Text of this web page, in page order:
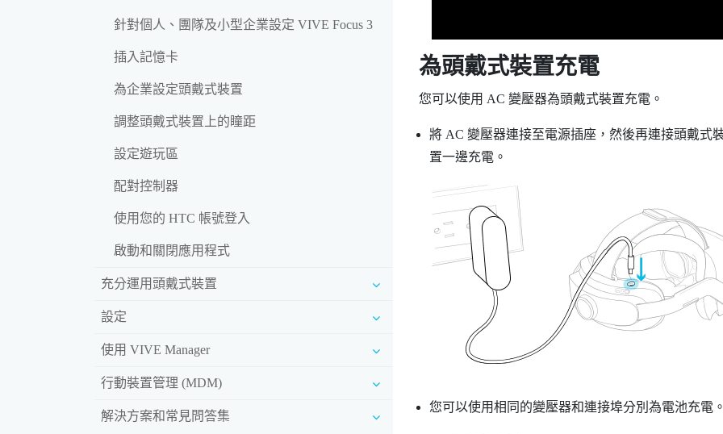
針對個人、團隊及小型企業設定 VIVE Focus 3
插入記憶卡
為企業設定頭戴式裝置
調整頭戴式裝置上的瞳距
設定遊玩區
配對控制器
使用您的 HTC 帳號登入
啟動和關閉應用程式
充分運用頭戴式裝置
設定
使用 VIVE Manager
行動裝置管理 (MDM)
解決方案和常見問答集
為頭戴式裝置充電
您可以使用 AC 變壓器為頭戴式裝置充電。
將 AC 變壓器連接至電源插座，然後再連接頭戴式
置一邊充電。
您可以使用相同的變壓器和連接埠分別為電池充電